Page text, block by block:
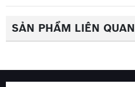
SẢN PHẨM LIÊN QUAN